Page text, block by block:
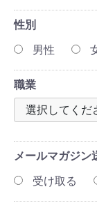
性別
男性
職業
メールマガジン
受け取る